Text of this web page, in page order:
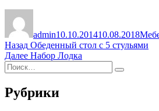
admin10.10.201410.08.2018
Навигация
по
записям
Назад Предыдущая
запись:
Обеденный стол с 5 стульями
Далее Следующая
Набор Лодка
Искать:
Поиск
Рубрики